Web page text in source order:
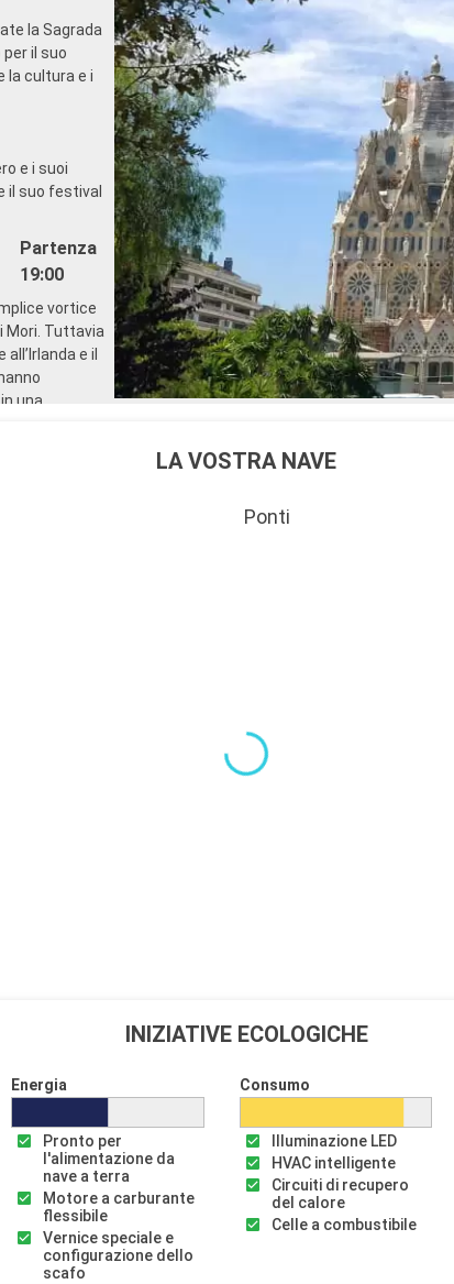
la Sagrada
il suo
la cultura e i
e i suoi
il suo festival
Partenza
19:00
vortice
Mori. Tuttavia
e il
una
regione
e
LA VOSTRA NAVE
Ponti
INIZIATIVE ECOLOGICHE
Energia
Pronto per
l'alimentazione da
nave a terra
Motore a carburante
flessibile
Vernice speciale e
configurazione dello
scafo
Consumo
Illuminazione LED
HVAC intelligente
Circuiti di recupero
del calore
Celle a combustibile